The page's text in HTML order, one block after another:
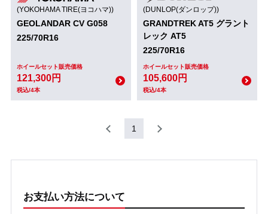
(YOKOHAMA TIRE(ヨコハマ))
GEOLANDAR CV G058
225/70R16
ホイールセット販売価格
121,300円
税込/4本
(DUNLOP(ダンロップ))
GRANDTREK AT5 グラント
レック AT5
225/70R16
ホイールセット販売価格
105,600円
税込/4本
1
お支払い方法について